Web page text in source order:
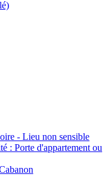
- Lieu non sensible
: Porte d'appartement ou